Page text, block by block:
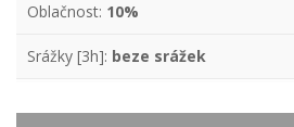
Oblačnost: 10%
Srážky [3h]: beze srážek